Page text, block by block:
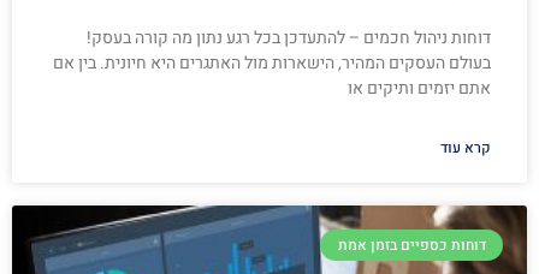
דוחות ניהול חכמים – להתעדכן בכל רגע נתון מה קורה בעסק!
בעולם העסקים המהיר, הישארות מול האתגרים היא חיונית. בין אם
אתם יזמים ותיקים או
קרא עוד
דוחות כספיים בזמן אמת